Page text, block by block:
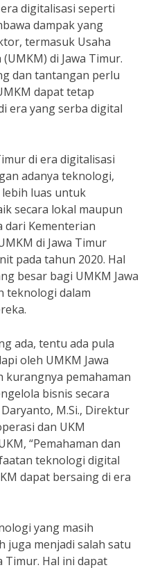
digitalisasi seperti
dampak yang
termasuk Usaha
di Jawa Timur.
dan tantangan perlu
dapat tetap
era yang serba digital
di era digitalisasi
adanya teknologi,
lebih luas untuk
secara lokal maupun
Kementerian
di Jawa Timur
pada tahun 2020. Hal
besar bagi UMKM Jawa
teknologi dalam
ada, tentu ada pula
oleh UMKM Jawa
kurangnya pemahaman
bisnis secara
M.Si., Direktur
dan UKM
“Pemahaman dan
teknologi digital
dapat bersaing di era
yang masih
juga menjadi salah satu
Timur. Hal ini dapat